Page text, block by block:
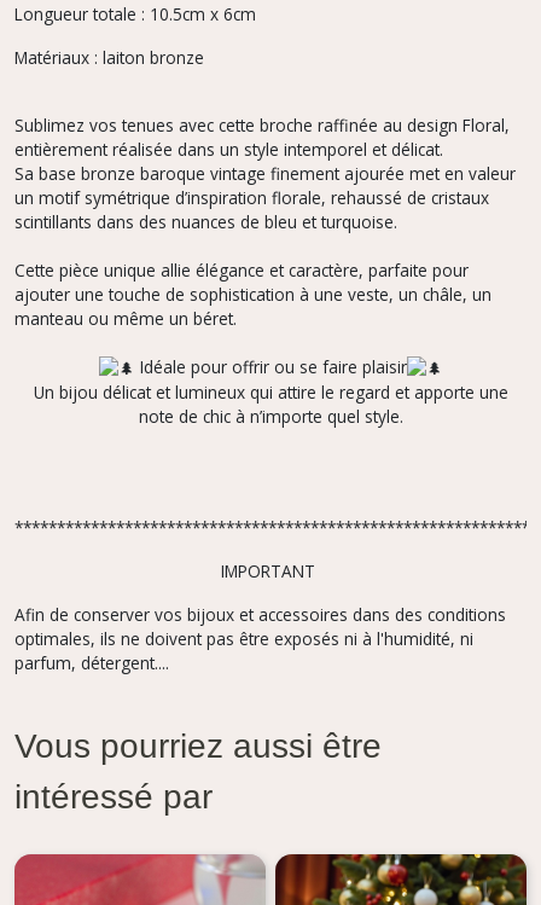
Longueur totale : 10.5cm x 6cm
Matériaux : laiton bronze
Sublimez vos tenues avec cette broche raffinée au design Floral,
entièrement réalisée dans un style intemporel et délicat.
Sa base bronze baroque vintage finement ajourée met en valeur
un motif symétrique d’inspiration florale, rehaussé de cristaux
scintillants dans des nuances de bleu et turquoise.
Cette pièce unique allie élégance et caractère, parfaite pour
ajouter une touche de sophistication à une veste, un châle, un
manteau ou même un béret.
Idéale pour offrir ou se faire plaisir
Un bijou délicat et lumineux qui attire le regard et apporte une
note de chic à n’importe quel style.
IMPORTANT
Afin de conserver vos bijoux et accessoires dans des conditions
optimales, ils ne doivent pas être exposés ni à l'humidité, ni
parfum, détergent....
Vous pourriez aussi être
intéressé par